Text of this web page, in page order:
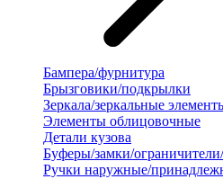
Бампера/фурнитура
Брызговики/подкрылки
Зеркала/зеркальные
Элементы облицовочные
Детали кузова
Буферы/замки/
Ручки наружные/